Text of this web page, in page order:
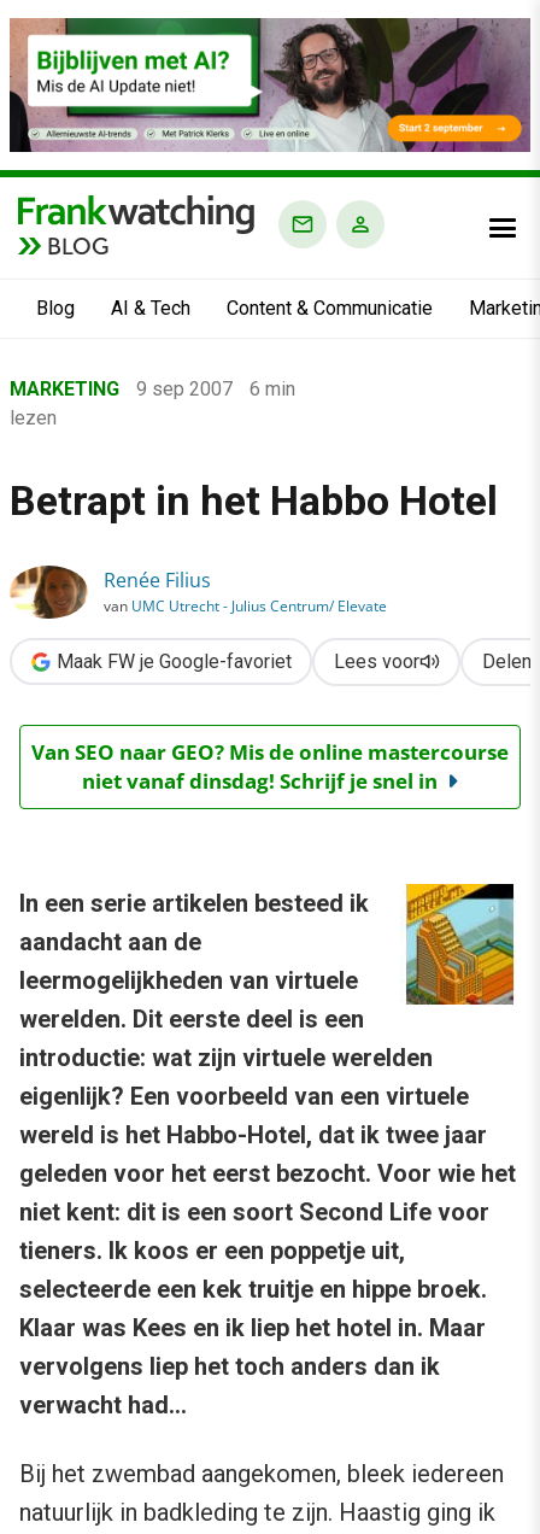
BLOG
Blog AI & Tech Content & Communicatie
›
Marketing
Betrapt in het Habbo Hotel
MARKETING 9 sep 2007
6 min
lezen
Betrapt in het Habbo Hotel
Renée Filius
van UMC Utrecht - Julius Centrum/ Elevate
Maak FW je Google-favoriet Lees voor Delen
Van SEO naar GEO? Mis de online mastercourse
niet vanaf dinsdag! Schrijf je snel in
In een serie artikelen besteed ik
aandacht aan de
leermogelijkheden van virtuele
werelden. Dit eerste deel is een
introductie: wat zijn virtuele werelden
eigenlijk? Een voorbeeld van een virtuele
wereld is het Habbo-Hotel, dat ik twee jaar
geleden voor het eerst bezocht. Voor wie het
niet kent: dit is een soort Second Life voor
tieners. Ik koos er een poppetje uit,
selecteerde een kek truitje en hippe broek.
Klaar was Kees en ik liep het hotel in. Maar
vervolgens liep het toch anders dan ik
verwacht had…
Bij het zwembad aangekomen, bleek iedereen
natuurlijk in badkleding te zijn. Haastig ging ik